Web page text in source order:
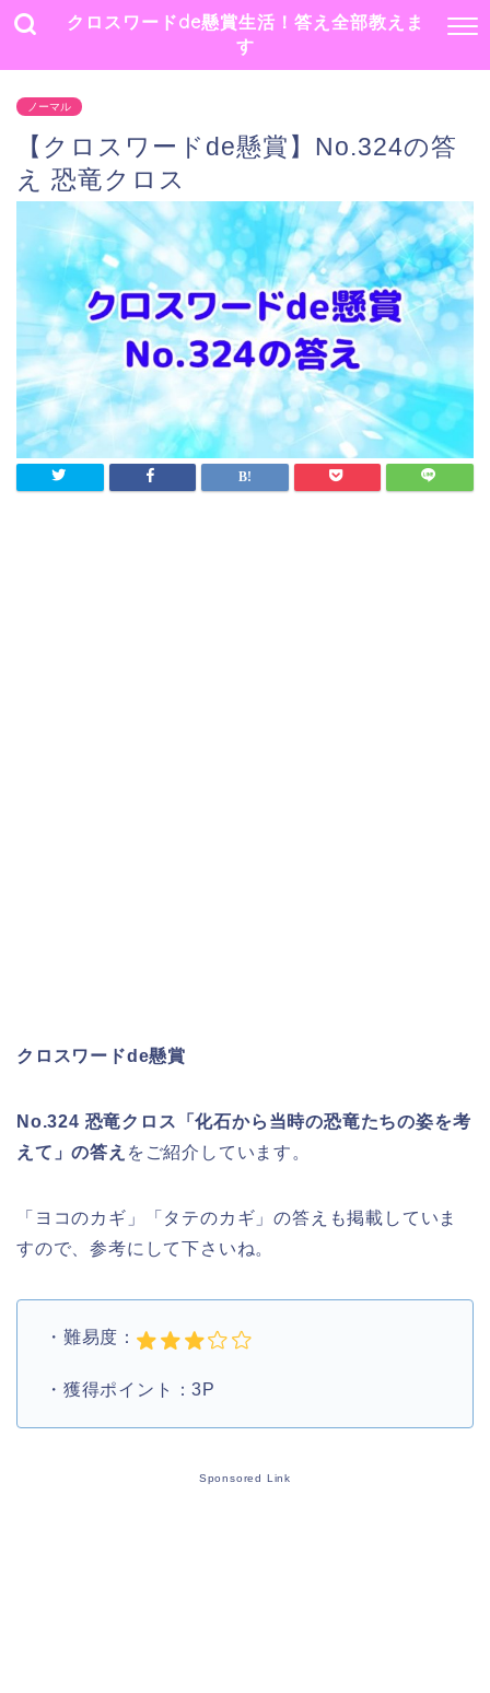
クロスワードde懸賞生活！答え全部教えま
す
ノーマル
【クロスワードde懸賞】No.324の答
え 恐竜クロス
クロスワードde懸賞
No.324 恐竜クロス「化石から当時の恐竜たちの姿を考
えて」の答え をご紹介しています。
「ヨコのカギ」「タテのカギ」の答えも掲載していま
すので、参考にして下さいね。
・難易度：
・獲得ポイント：3P
Sponsored Link